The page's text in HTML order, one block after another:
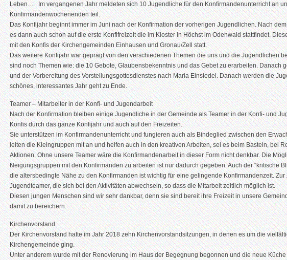
Leben… . Im vergangenen Jahr meldeten sich 10 Jugendliche für den Konfirmandenunterricht an
Konfirmandenwochenenden teil.
Das Konfijahr beginnt immer im Juni nach der Konfirmation der vorherigen Jugendlichen. Nach
es dann auch schon auf die erste Konfifreizeit die im Kloster in Höchst im Odenwald stattfindet.
mit den Konfis der Kirchengemeinden Einhausen und Gronau/Zell statt.
Das weitere Konfijahr war geprägt von den verschiedenen Themen die uns und die Jugendlichen
sind noch Themen wie: die 10 Gebote, Glaubensbekenntnis und das Gebet zu erarbeiten. Danach
und der Vorbereitung des Vorstellungsgottesdienstes nach Maria Einsiedel. Danach werden die
schönes, interessantes Jahr geht zu Ende.
Teamer – Mitarbeiter in der Konfi- und Jugendarbeit
Nach der Konfirmation bleiben einige Jugendliche in der Gemeinde als Teamer in der Konfi- und
Konfis durch das ganze Konfijahr und auch auf den Freizeiten.
Sie unterstützen im Konfirmandenunterricht und fungieren auch als Bindeglied zwischen den
leiten die Kleingruppen mit an und helfen auch in den kreativen Arbeiten, sei es beim Basteln, bei
Aktionen. Ohne unsere Teamer wäre die Konfirmandenarbeit in dieser Form nicht denkbar. Die
Neigungsgruppen mit den Konfirmanden zu arbeiten ist nur dadurch gegeben. Auch der “kritische
die altersbedingte Nähe zu den Konfirmanden ist wichtig für eine gelingende Konfirmandenzeit. Zur
Jugendteamer, die sich bei den Aktivitäten abwechseln, so dass die Mitarbeit zeitlich möglich ist.
Diesen jungen Menschen sind wir sehr dankbar, denn sie sind bereit ihre Freizeit in unsere
damit zu bereichern.
Kirchenvorstand
Der Kirchenvorstand hatte im Jahr 2018 zehn Kirchenvorstandsitzungen, in denen es um die
Kirchengemeinde ging.
Unter anderem wurde mit der Renovierung im Haus der Begegnung begonnen und die neue